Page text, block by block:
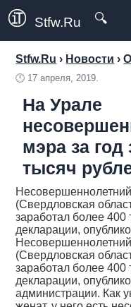
Stfw.Ru 🔍
Stfw.Ru › Новости ›
🕛 17 апреля, 2019.
На Урале
мэра за год
тысяч
(Свердловская
заработал более 400
декларации,
(Свердловская
заработал более 400
декларации,
администрации. Как